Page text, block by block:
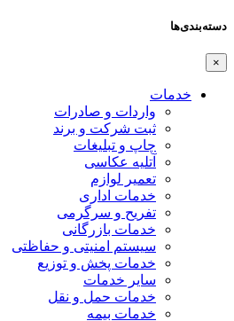
دسته‌بندی‌ها
×
خدمات
واردات و صادرات
ثبت شرکت و برند
چاپ و تبلیغات
آتلیه عکاسی
تعمیر لوازم
خدمات اداری
تفریح و سرگرمی
خدمات بازرگانی
سیستم امنیتی و حفاظتی
خدمات پخش و توزیع
سایر خدمات
خدمات حمل و نقل
خدمات بیمه